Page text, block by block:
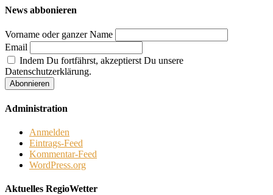
News abbonieren
Vorname oder ganzer Name
Email
Indem Du fortfährst, akzeptierst Du unsere
Datenschutzerklärung.
Administration
Anmelden
Eintrags-Feed
Kommentar-Feed
WordPress.org
Aktuelles RegioWetter